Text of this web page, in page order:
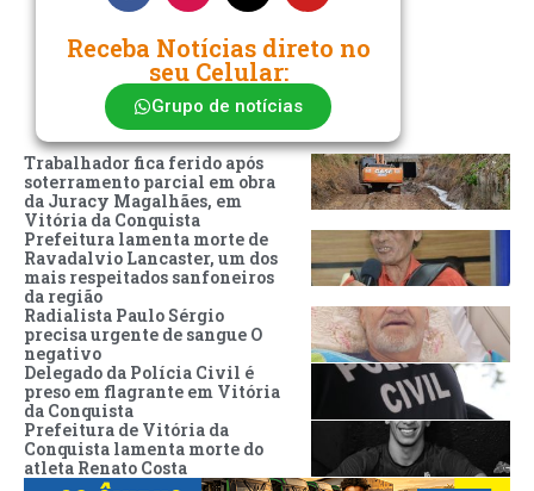
Receba Notícias direto no
seu Celular:
Grupo de notícias
Trabalhador fica ferido após
soterramento parcial em obra
da Juracy Magalhães, em
Vitória da Conquista
Prefeitura lamenta morte de
Ravadalvio Lancaster, um dos
mais respeitados sanfoneiros
da região
Radialista Paulo Sérgio
precisa urgente de sangue O
negativo
Delegado da Polícia Civil é
preso em flagrante em Vitória
da Conquista
Prefeitura de Vitória da
Conquista lamenta morte do
atleta Renato Costa